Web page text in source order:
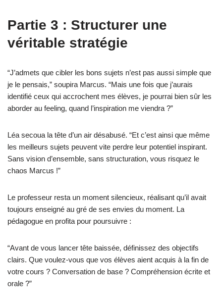
Partie 3 : Structurer une
véritable stratégie
“J’admets que cibler les bons sujets n’est pas aussi simple que
je le pensais,” soupira Marcus. “Mais une fois que j’aurais
identifié ceux qui accrochent mes élèves, je pourrai bien sûr les
aborder au feeling, quand l’inspiration me viendra ?”
Léa secoua la tête d’un air désabusé. “Et c’est ainsi que même
les meilleurs sujets peuvent vite perdre leur potentiel inspirant.
Sans vision d’ensemble, sans structuration, vous risquez le
chaos Marcus !”
Le professeur resta un moment silencieux, réalisant qu’il avait
toujours enseigné au gré de ses envies du moment. La
pédagogue en profita pour poursuivre :
“Avant de vous lancer tête baissée, définissez des objectifs
clairs. Que voulez-vous que vos élèves aient acquis à la fin de
votre cours ? Conversation de base ? Compréhension écrite et
orale ?”